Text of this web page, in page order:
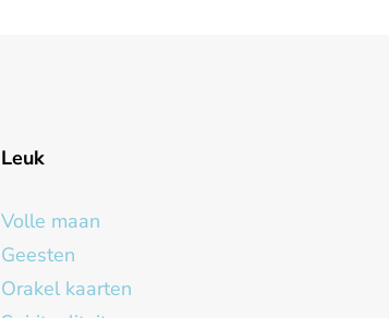
Leuk
Volle maan
Geesten
Orakel kaarten